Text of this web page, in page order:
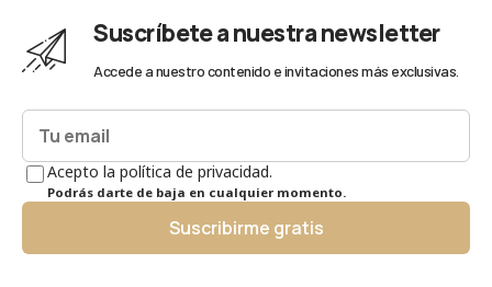
Suscríbete a nuestra newsletter
Accede a nuestro contenido e invitaciones más exclusivas.
Acepto la política de privacidad.
Podrás darte de baja en cualquier momento.
Suscribirme gratis